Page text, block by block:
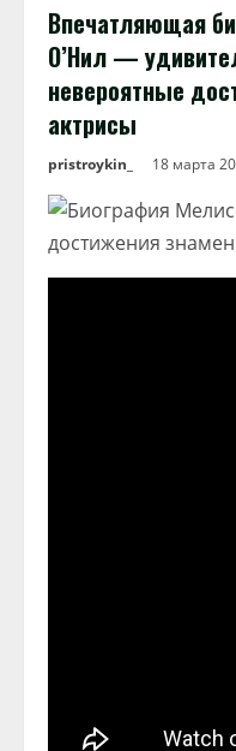
Впечатляющая
О’Нил —
невероятные
актрисы
pristroykin_ 18 марта